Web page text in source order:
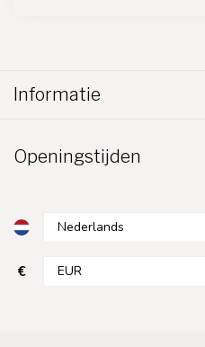
Informatie
Openingstijden
€